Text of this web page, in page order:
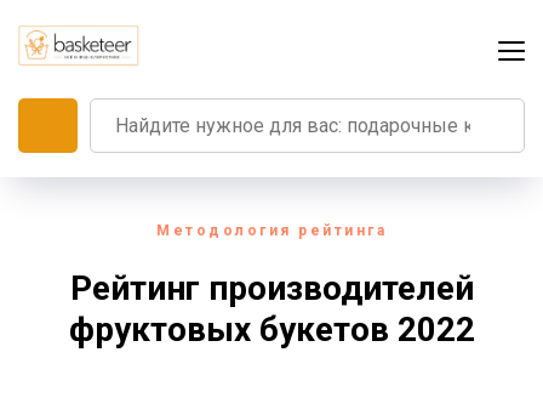
Методология рейтинга
Рейтинг производителей
фруктовых букетов 2022